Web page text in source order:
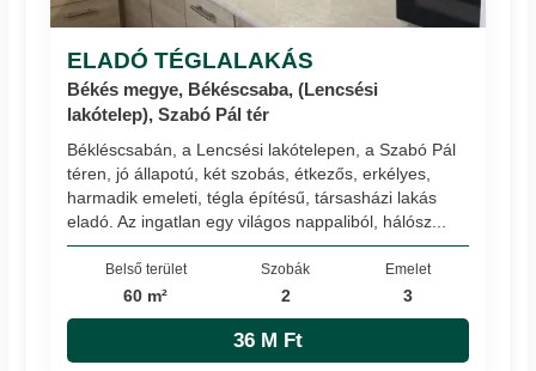
ELADÓ TÉGLALAKÁS
Békés megye, Békéscsaba, (Lencsési
lakótelep), Szabó Pál tér
Békléscsabán, a Lencsési lakótelepen, a Szabó Pál
téren, jó állapotú, két szobás, étkezős, erkélyes,
harmadik emeleti, tégla építésű, társasházi lakás
eladó. Az ingatlan egy világos nappaliból, hálósz...
Belső terület
60 m²
Szobák
2
Emelet
3
36 M Ft